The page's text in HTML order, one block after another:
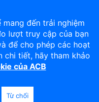
tế bao
nào có
đến trải nghiệm
lượt truy cập của bạn
để cho phép các hoạt
tiết, hãy tham khảo
của ACB
Từ chối